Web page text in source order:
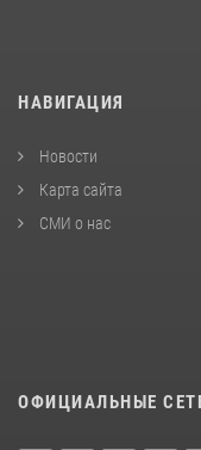
НАВИГАЦИЯ
Новости
Карта сайта
СМИ о нас
ОФИЦИАЛЬНЫЕ